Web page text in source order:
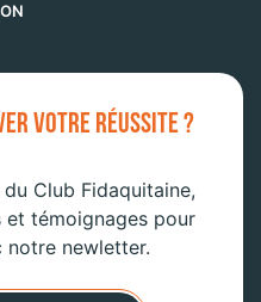
VOTRE RÉUSSITE ?
Club Fidaquitaine,
et témoignages pour
notre newletter.